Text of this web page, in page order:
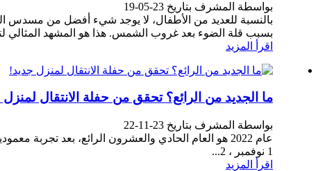
بواسطة المشرف بتاريخ 23-05-19
بالنسبة للعديد من الأطفال، لا يوجد شيء أفضل من مسدس
بسبب قلة الضوء بعد غروب الشمس. هذا هو المشهد
اقرأ المزيد
ما الجديد من الرائع؟ تحقق من حفلة الانتقال
بواسطة المشرف بتاريخ 23-11-22
عام 2022 هو العام الحادي والعشرون الرائع، بعد
1 نوفمبر ، 2...
اقرأ المزيد